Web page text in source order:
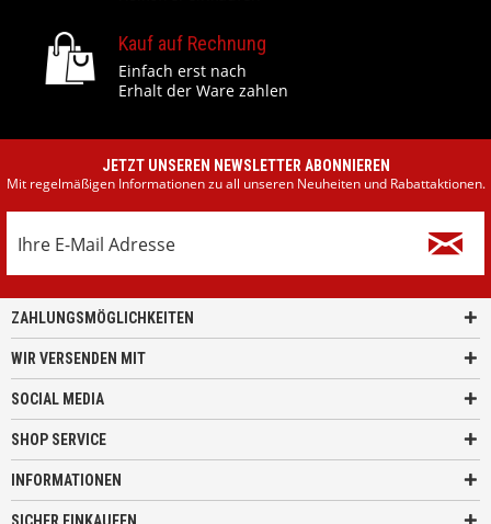
Kauf auf Rechnung
Einfach erst nach
Erhalt der Ware zahlen
JETZT UNSEREN NEWSLETTER ABONNIEREN
Mit regelmäßigen Informationen zu all unseren Neuheiten und Rabattaktionen.
ZAHLUNGSMÖGLICHKEITEN
WIR VERSENDEN MIT
SOCIAL MEDIA
SHOP SERVICE
INFORMATIONEN